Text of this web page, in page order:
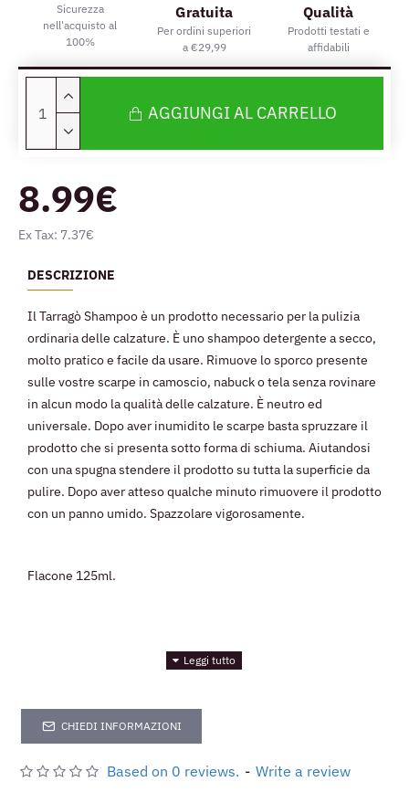
Sicurezza
nell'acquisto al
100%
Gratuita
Per ordini superiori
a €29,99
Qualità
Prodotti testati e
affidabili
Based on 0 reviews. - Write a review
8.99€
Ex Tax: 7.37€
AGGIUNGI AL CARRELLO
DESCRIZIONE
Il Tarragò Shampoo è un prodotto necessario per la pulizia
ordinaria delle calzature. È uno shampoo detergente a secco,
molto pratico e facile da usare. Rimuove lo sporco presente
sulle vostre scarpe in camoscio, nabuck o tela senza rovinare
in alcun modo la qualità delle calzature. È neutro ed
universale. Dopo aver inumidito le scarpe basta spruzzare il
prodotto che si presenta sotto forma di schiuma. Aiutandosi
con una spugna stendere il prodotto su tutta la superficie da
pulire. Dopo aver atteso qualche minuto rimuovere il prodotto
con un panno umido. Spazzolare vigorosamente.
Flacone 125ml.
CHIEDI INFORMAZIONI